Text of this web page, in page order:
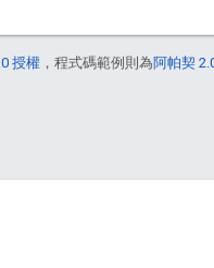
授權 ，程式碼範例則為阿帕契